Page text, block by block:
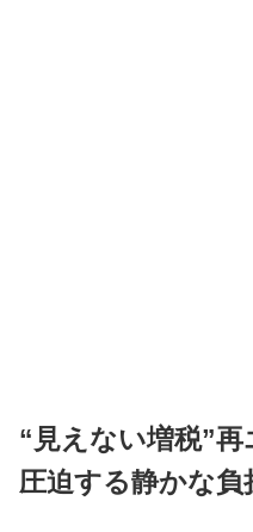
“見えない増税”
圧迫する静かな負